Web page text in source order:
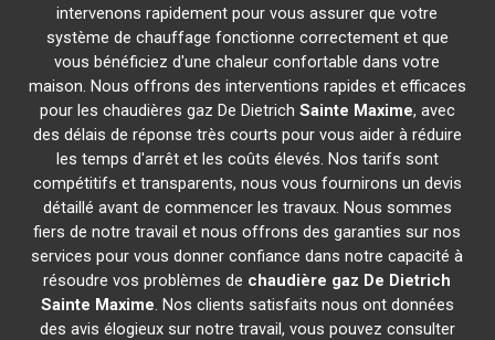
intervenons rapidement pour vous assurer que votre
système de chauffage fonctionne correctement et que
vous bénéficiez d'une chaleur confortable dans votre
maison. Nous offrons des interventions rapides et efficaces
pour les chaudières gaz De Dietrich Sainte Maxime, avec
des délais de réponse très courts pour vous aider à réduire
les temps d'arrêt et les coûts élevés. Nos tarifs sont
compétitifs et transparents, nous vous fournirons un devis
détaillé avant de commencer les travaux. Nous sommes
fiers de notre travail et nous offrons des garanties sur nos
services pour vous donner confiance dans notre capacité à
résoudre vos problèmes de chaudière gaz De Dietrich
Sainte Maxime. Nos clients satisfaits nous ont données
des avis élogieux sur notre travail, vous pouvez consulter